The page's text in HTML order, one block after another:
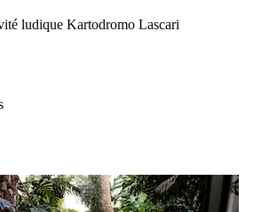
ludique Kartodromo Lascari